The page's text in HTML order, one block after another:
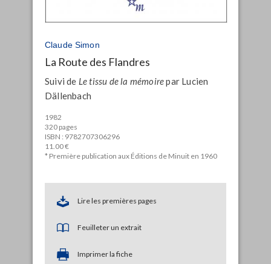
Claude Simon
La Route des Flandres
Suivi de Le tissu de la mémoirepar Lucien
Dällenbach
1982
320 pages
ISBN : 9782707306296
11.00 €
* Première publication aux Éditions de Minuit en 1960
Lire les premières pages
Feuilleter un extrait
Imprimer la fiche